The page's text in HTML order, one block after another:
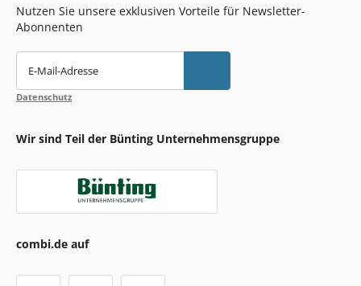
Nutzen Sie unsere exklusiven Vorteile für Newsletter-
Abonnenten
E-Mail-Adresse
Datenschutz
Wir sind Teil der Bünting Unternehmensgruppe
combi.de auf